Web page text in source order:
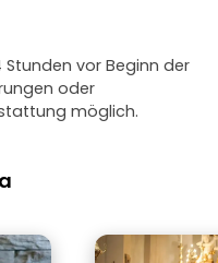
vor Beginn der
oder
möglich.